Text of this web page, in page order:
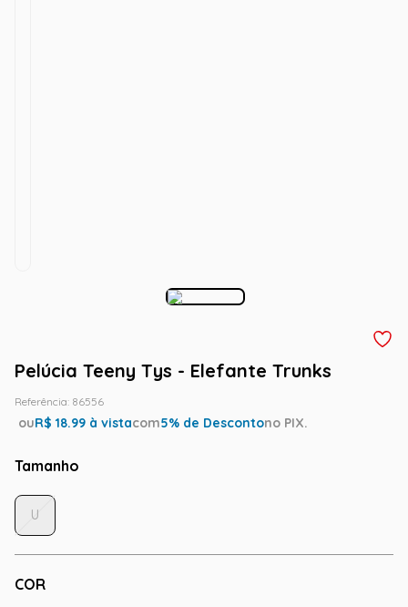
Pelúcia Teeny Tys - Elefante Trunks
Referência: 86556
ouR$ 18.99 à vistacom5% de Descontono PIX.
Tamanho
COR
U